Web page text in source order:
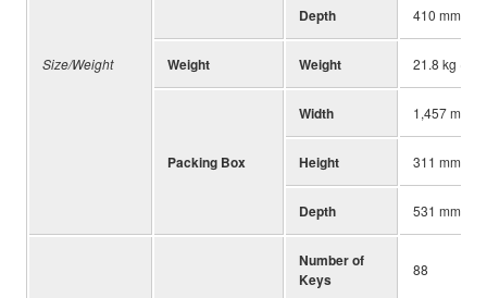
Size/Weight
Depth 410 mm
Weight Weight 21.8 kg (48
Packing Box
Width 1,457 mm
Height 311 mm
Depth 531 mm
Number of
Keys
88